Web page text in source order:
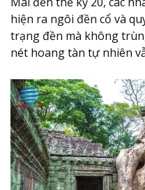
hiện ra ngôi đền cổ và
trạng đền mà không
nét hoang tàn tự nhiên